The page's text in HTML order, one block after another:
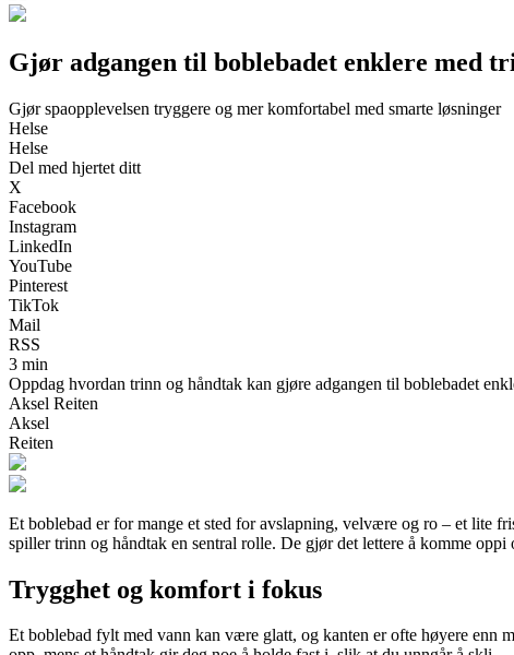
Gjør adgangen til boblebadet enklere med
Gjør spaopplevelsen tryggere og mer komfortabel med smarte løsninger
Helse
Helse
Del med hjertet ditt
X
Facebook
Instagram
LinkedIn
YouTube
Pinterest
TikTok
Mail
RSS
3 min
Oppdag hvordan trinn og håndtak kan gjøre adgangen til boblebadet
Aksel Reiten
Aksel
Reiten
Et boblebad er for mange et sted for avslapning, velvære og ro – et lite
spiller trinn og håndtak en sentral rolle. De gjør det lettere å komme
Trygghet og komfort i fokus
Et boblebad fylt med vann kan være glatt, og kanten er ofte høyere enn